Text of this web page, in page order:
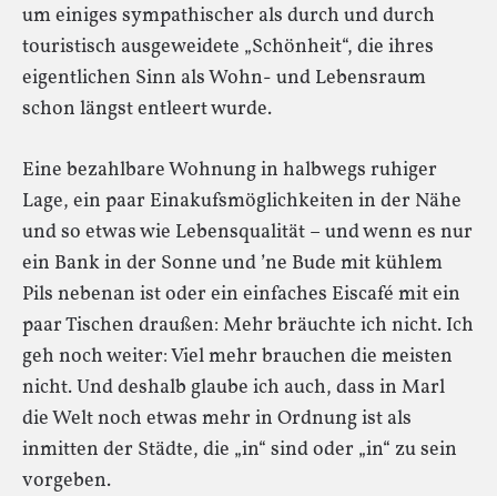
um einiges sympathischer als durch und durch
touristisch ausgeweidete „Schönheit“, die ihres
eigentlichen Sinn als Wohn- und Lebensraum
schon längst entleert wurde.
Eine bezahlbare Wohnung in halbwegs ruhiger
Lage, ein paar Einakufsmöglichkeiten in der Nähe
und so etwas wie Lebensqualität – und wenn es nur
ein Bank in der Sonne und ’ne Bude mit kühlem
Pils nebenan ist oder ein einfaches Eiscafé mit ein
paar Tischen draußen: Mehr bräuchte ich nicht. Ich
geh noch weiter: Viel mehr brauchen die meisten
nicht. Und deshalb glaube ich auch, dass in Marl
die Welt noch etwas mehr in Ordnung ist als
inmitten der Städte, die „in“ sind oder „in“ zu sein
vorgeben.